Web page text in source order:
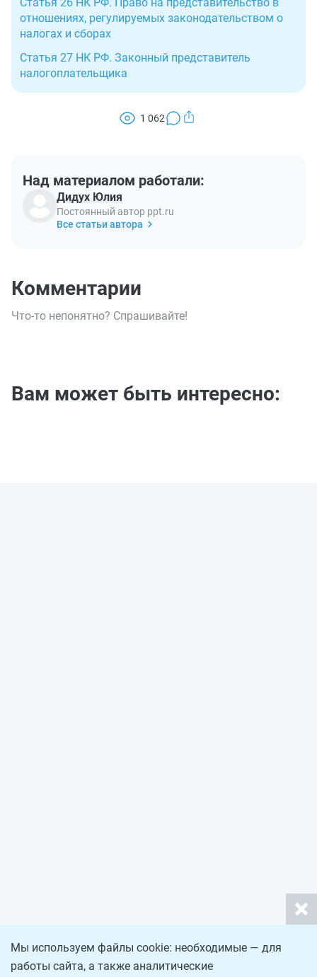
отношениях, регулируемых законодательством о
налогах и сборах
Статья 27 НК РФ. Законный представитель
налогоплательщика
1 062
Над материалом работали:
Дидух Юлия
Постоянный автор ppt.ru
Все статьи автора
Комментарии
Что-то непонятно? Спрашивайте!
Вам может быть интересно:
Мы используем файлы cookie: необходимые — для
работы сайта, а также аналитические